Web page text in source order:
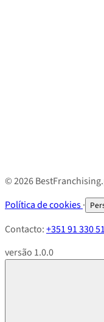
© 2026
Política de cookies·
Contacto:+351 91 330
versão 1.0.0